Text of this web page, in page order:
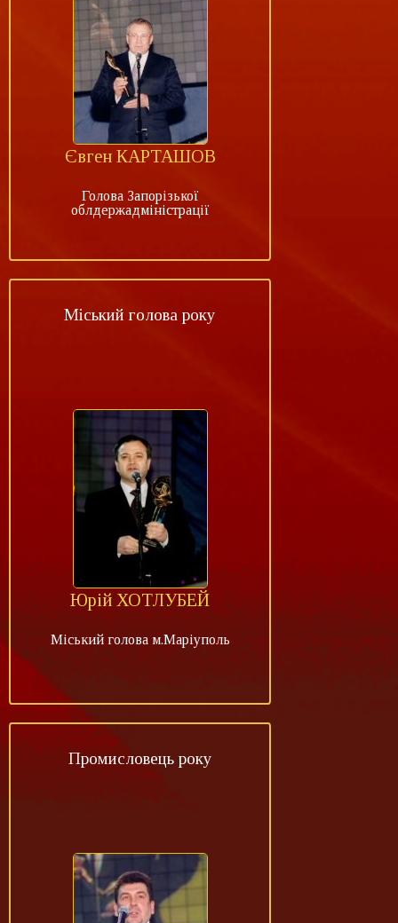
Євген КАРТАШОВ
Голова Запорізької
облдержадміністрації
Міський голова року
Юрій ХОТЛУБЕЙ
Міський голова м.Маріуполь
Промисловець року